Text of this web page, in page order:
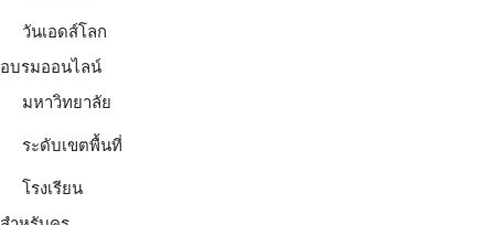
วันเอดส์โลก
อบรมออนไลน์
มหาวิทยาลัย
ระดับเขตพื้นที่
โรงเรียน